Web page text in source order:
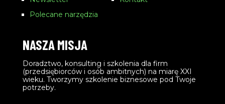
Polecane narzędzia
NASZA MISJA
Doradztwo, konsulting i szkolenia dla firm
(przedsiębiorców i osób ambitnych) na miarę XXI
wieku. Tworzymy szkolenie biznesowe pod Twoje
potrzeby.